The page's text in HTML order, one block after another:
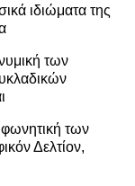
ιδιώματα της
των
των
Δελτίον,